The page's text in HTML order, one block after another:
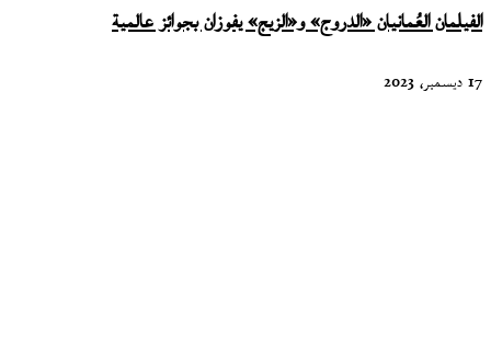
الفيلمان العُمانيان «الدروج» و«الزيج» يفوزان بجوائز عالمية
17 ديسمبر، 2023